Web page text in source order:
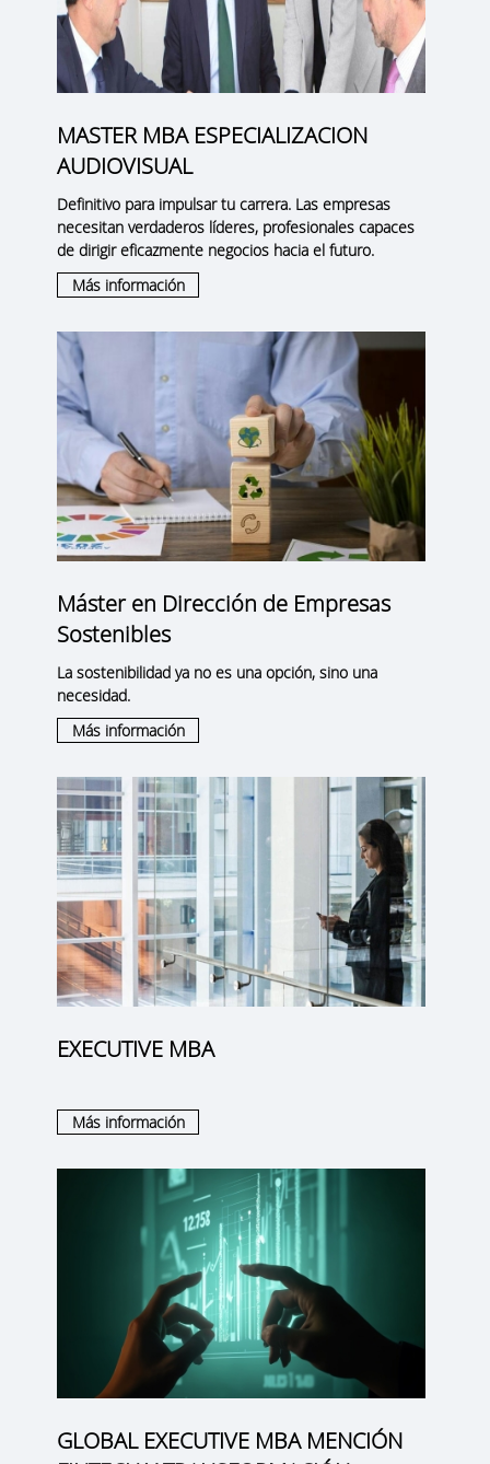
MASTER MBA ESPECIALIZACION
AUDIOVISUAL
Definitivo para impulsar tu carrera. Las empresas
necesitan verdaderos líderes, profesionales capaces
de dirigir eficazmente negocios hacia el futuro.
Más información
Máster en Dirección de Empresas
Sostenibles
La sostenibilidad ya no es una opción, sino una
necesidad.
Más información
EXECUTIVE MBA
Más información
GLOBAL EXECUTIVE MBA MENCIÓN